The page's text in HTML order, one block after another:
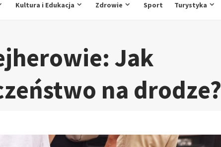
Kultura i Edukacja Zdrowie Sport Turystyka
Jak
na drodze?